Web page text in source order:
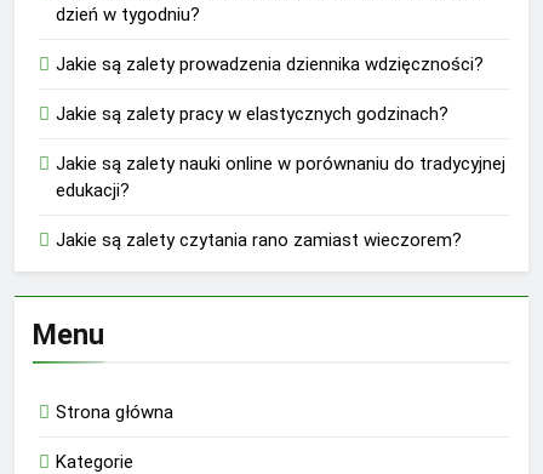
dzień w tygodniu?
Jakie są zalety prowadzenia dziennika wdzięczności?
Jakie są zalety pracy w elastycznych godzinach?
Jakie są zalety nauki online w porównaniu do tradycyjnej
edukacji?
Jakie są zalety czytania rano zamiast wieczorem?
Menu
Strona główna
Kategorie